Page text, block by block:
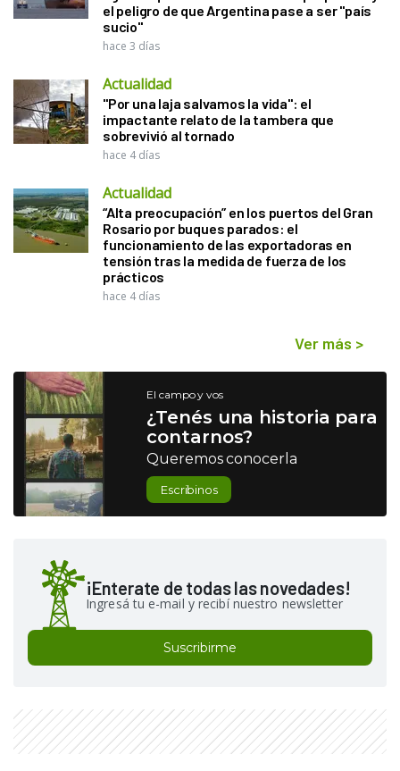
el peligro de que Argentina pase a ser "país
sucio"
hace 3 días
Actualidad
"Por una laja salvamos la vida": el
impactante relato de la tambera que
sobrevivió al tornado
hace 4 días
Actualidad
“Alta preocupación” en los puertos del Gran
Rosario por buques parados: el
funcionamiento de las exportadoras en
tensión tras la medida de fuerza de los
prácticos
hace 4 días
Ver más >
El campo y vos
¿Tenés una historia para
contarnos?
Queremos conocerla
Escribinos
¡Enterate de todas las novedades!
Ingresá tu e-mail y recibí nuestro newsletter
Suscribirme